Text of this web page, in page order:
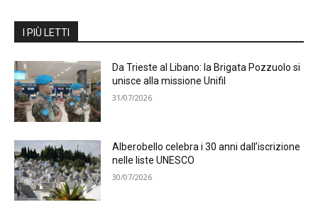
I PIÙ LETTI
Da Trieste al Libano: la Brigata Pozzuolo si
unisce alla missione Unifil
31/07/2026
Alberobello celebra i 30 anni dall’iscrizione
nelle liste UNESCO
30/07/2026